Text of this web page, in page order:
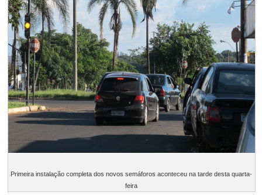
Primeira instalação completa dos novos semáforos aconteceu na tarde desta quarta-
feira